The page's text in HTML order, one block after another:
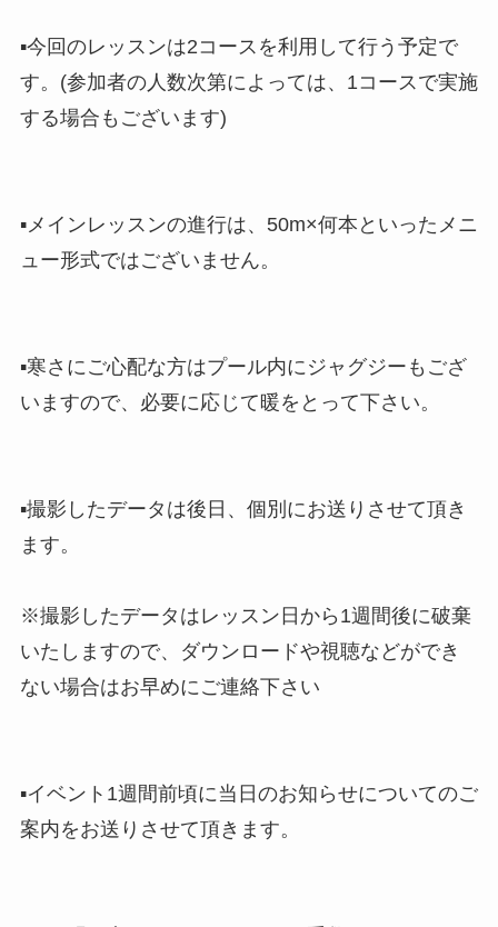
▪︎今回のレッスンは2コースを利用して行う予定で
す。(参加者の人数次第によっては、1コースで実施
する場合もございます)
▪︎メインレッスンの進行は、50m×何本といったメニ
ュー形式ではございません。
▪︎寒さにご心配な方はプール内にジャグジーもござ
いますので、必要に応じて暖をとって下さい。
▪︎撮影したデータは後日、個別にお送りさせて頂き
ます。
※撮影したデータはレッスン日から1週間後に破棄
いたしますので、ダウンロードや視聴などができ
ない場合はお早めにご連絡下さい
▪イベント1週間前頃に当日のお知らせについてのご
案内をお送りさせて頂きます。